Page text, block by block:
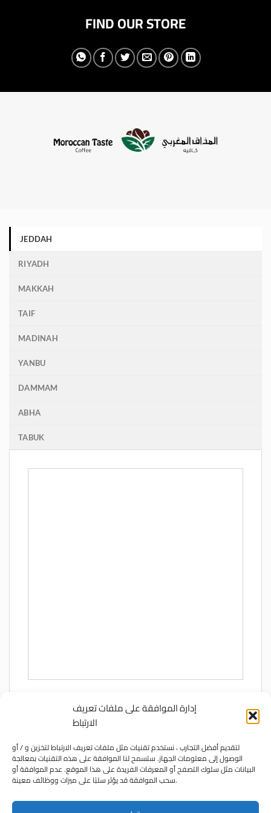
إدارة الموافقة على ملفات تعريف
الارتباط
لتقديم أفضل التجارب ، نستخدم تقنيات مثل ملفات تعريف الارتباط لتخزين و / أو
الوصول إلى معلومات الجهاز. ستسمح لنا الموافقة على هذه التقنيات بمعالجة
البيانات مثل سلوك التصفح أو المعرفات الفريدة على هذا الموقع. عدم الموافقة أو
سحب الموافقة قد يؤثر سلبًا على ميزات ووظائف معينة.
FIND OUR STORE
JEDDAH
RIYADH
MAKKAH
TAIF
MADINAH
YANBU
DAMMAM
ABHA
TABUK
ENGLISH
العربية